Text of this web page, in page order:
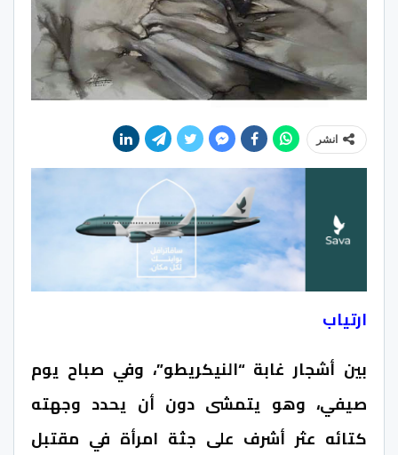
انشر
ارتياب
بين أشجار غابة “النيكريطو”، وفي صباح يوم
صيفي، وهو يتمشى دون أن يحدد وجهته
كتائه عثر أشرف على جثة امرأة في مقتبل